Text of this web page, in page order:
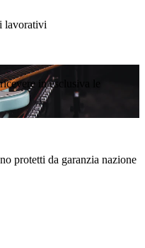
lavorativi
in esclusiva le
protetti da garanzia nazione